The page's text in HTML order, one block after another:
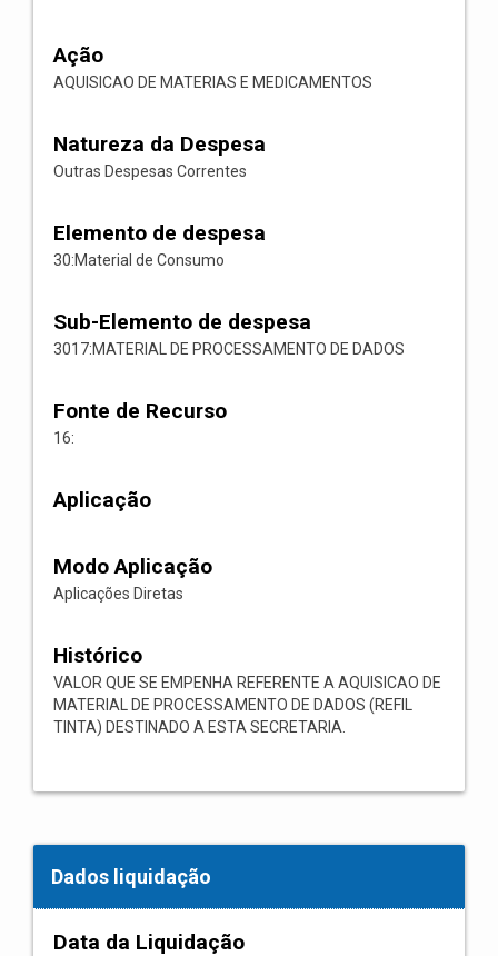
Ação
AQUISICAO DE MATERIAS E MEDICAMENTOS
Natureza da Despesa
Outras Despesas Correntes
Elemento de despesa
30:Material de Consumo
Sub-Elemento de despesa
3017:MATERIAL DE PROCESSAMENTO DE DADOS
Fonte de Recurso
16:
Aplicação
Modo Aplicação
Aplicações Diretas
Histórico
VALOR QUE SE EMPENHA REFERENTE A AQUISICAO DE
MATERIAL DE PROCESSAMENTO DE DADOS (REFIL
TINTA) DESTINADO A ESTA SECRETARIA.
Dados liquidação
Data da Liquidação